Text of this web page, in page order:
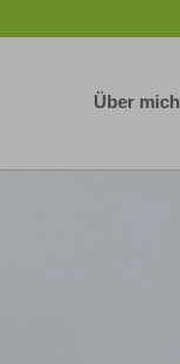
Über mich